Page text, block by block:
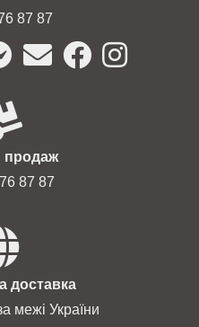
87 87
продаж
87 87
доставка
межі України